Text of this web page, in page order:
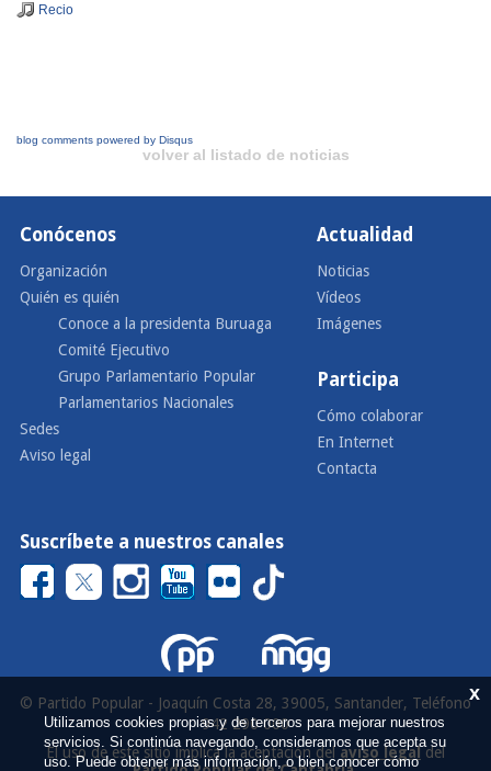
Recio
blog comments powered by Disqus
volver al listado de noticias
Conócenos
Organización
Quién es quién
Conoce a la presidenta Buruaga
Comité Ejecutivo
Grupo Parlamentario Popular
Parlamentarios Nacionales
Sedes
Aviso legal
Actualidad
Noticias
Vídeos
Imágenes
Participa
Cómo colaborar
En Internet
Contacta
Suscríbete a nuestros canales
© Partido Popular - Joaquín Costa 28, 39005, Santander, Teléfono
942 290 000
El uso de este sitio implica la aceptación delaviso legaldel
x
Utilizamos cookies propias y de terceros para mejorar nuestros
servicios. Si continúa navegando, consideramos que acepta su
uso. Puede obtener más información, o bien conocer cómo